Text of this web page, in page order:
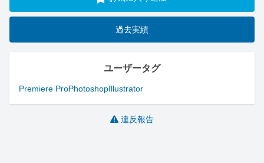
過去実績
ユーザータグ
Premiere ProPhotoshopIllustrator
違反報告